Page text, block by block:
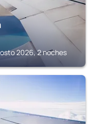
2026, 2 noches